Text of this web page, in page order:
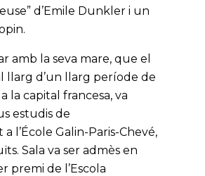
d’Emile Dunkler i un
amb la seva mare, que el
llarg d’un llarg període de
la capital francesa, va
estudis de
l’École Galin-Paris-Chevé,
Sala va ser admès en
premi de l’Escola